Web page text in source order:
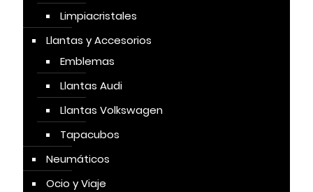
Limpiacristales
Llantas y Accesorios
Emblemas
Llantas Audi
Llantas Volkswagen
Tapacubos
Neumáticos
Ocio y Viaje